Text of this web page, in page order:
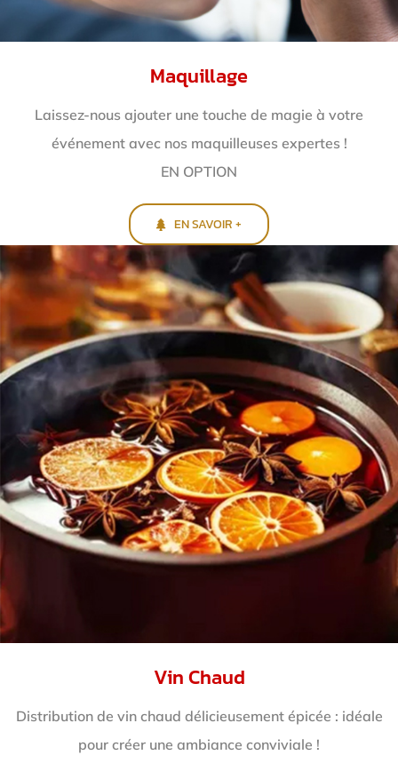
Maquillage
Laissez-nous ajouter une touche de magie à votre
événement avec nos maquilleuses expertes !
EN OPTION
EN SAVOIR +
Vin Chaud
Distribution de vin chaud délicieusement épicée : idéale
pour créer une ambiance conviviale !